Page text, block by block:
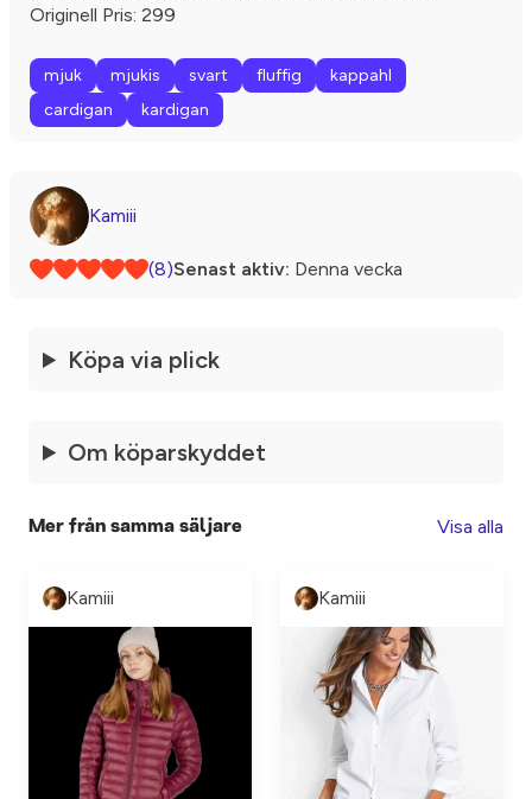
Originell Pris: 299
mjuk mjukis svart fluffig
kappahl
cardigan
kardigan
Kamiii
(8)Senast aktiv: Denna vecka
Köpa via plick
Om köparskyddet
Mer från samma säljare Visa alla
Kamiii Kamiii